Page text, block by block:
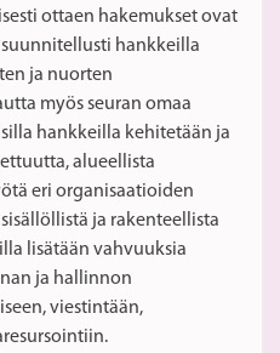
ottaen hakemukset ovat
hankkeilla
ja nuorten
myös seuran omaa
hankkeilla kehitetään ja
alueellista
eri organisaatioiden
ja rakenteellista
lisätään vahvuuksia
ja hallinnon
viestintään,